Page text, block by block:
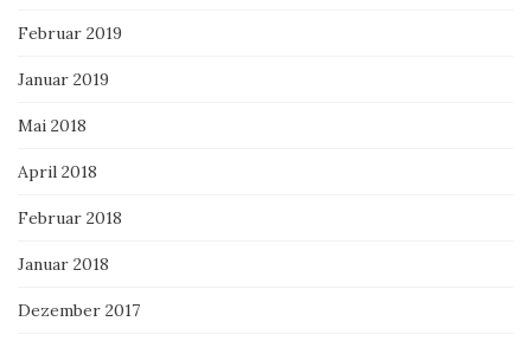
Februar 2019
Januar 2019
Mai 2018
April 2018
Februar 2018
Januar 2018
Dezember 2017